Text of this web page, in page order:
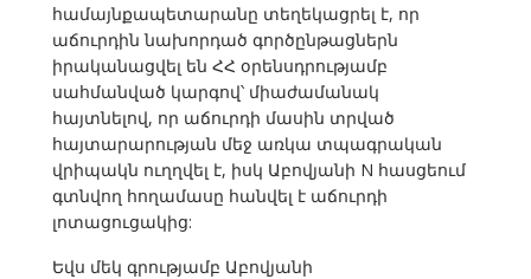
համայնքապետարանը տեղեկացրել է, որ
աճուրդին նախորդած գործընթացներն
իրականացվել են ՀՀ օրենսդրությամբ
սահմանված կարգով՝ միաժամանակ
հայտնելով, որ աճուրդի մասին տրված
հայտարարության մեջ առկա տպագրական
վրիպակն ուղղվել է, իսկ Աբովյանի N հասցեում
գտնվող հողամասը հանվել է աճուրդի
լոտացուցակից:
Եվս մեկ գրությամբ Աբովյանի